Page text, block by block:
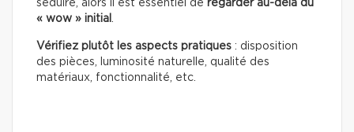
séduire, alors il est essentiel de regarder au-delà du
« wow » initial .
Vérifiez plutôt les aspects pratiques : disposition
des pièces, luminosité naturelle, qualité des
matériaux, fonctionnalité, etc.